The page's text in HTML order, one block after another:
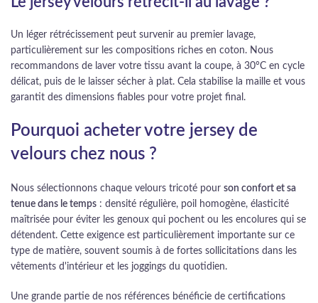
Un léger rétrécissement peut survenir au premier lavage,
particulièrement sur les compositions riches en coton. Nous
recommandons de laver votre tissu avant la coupe, à 30°C en cycle
délicat, puis de le laisser sécher à plat. Cela stabilise la maille et vous
garantit des dimensions fiables pour votre projet final.
Pourquoi acheter votre jersey de
velours chez nous ?
Nous sélectionnons chaque velours tricoté pour son confort et sa
tenue dans le temps : densité régulière, poil homogène, élasticité
maîtrisée pour éviter les genoux qui pochent ou les encolures qui se
détendent. Cette exigence est particulièrement importante sur ce
type de matière, souvent soumis à de fortes sollicitations dans les
vêtements d'intérieur et les joggings du quotidien.
Une grande partie de nos références bénéficie de certifications